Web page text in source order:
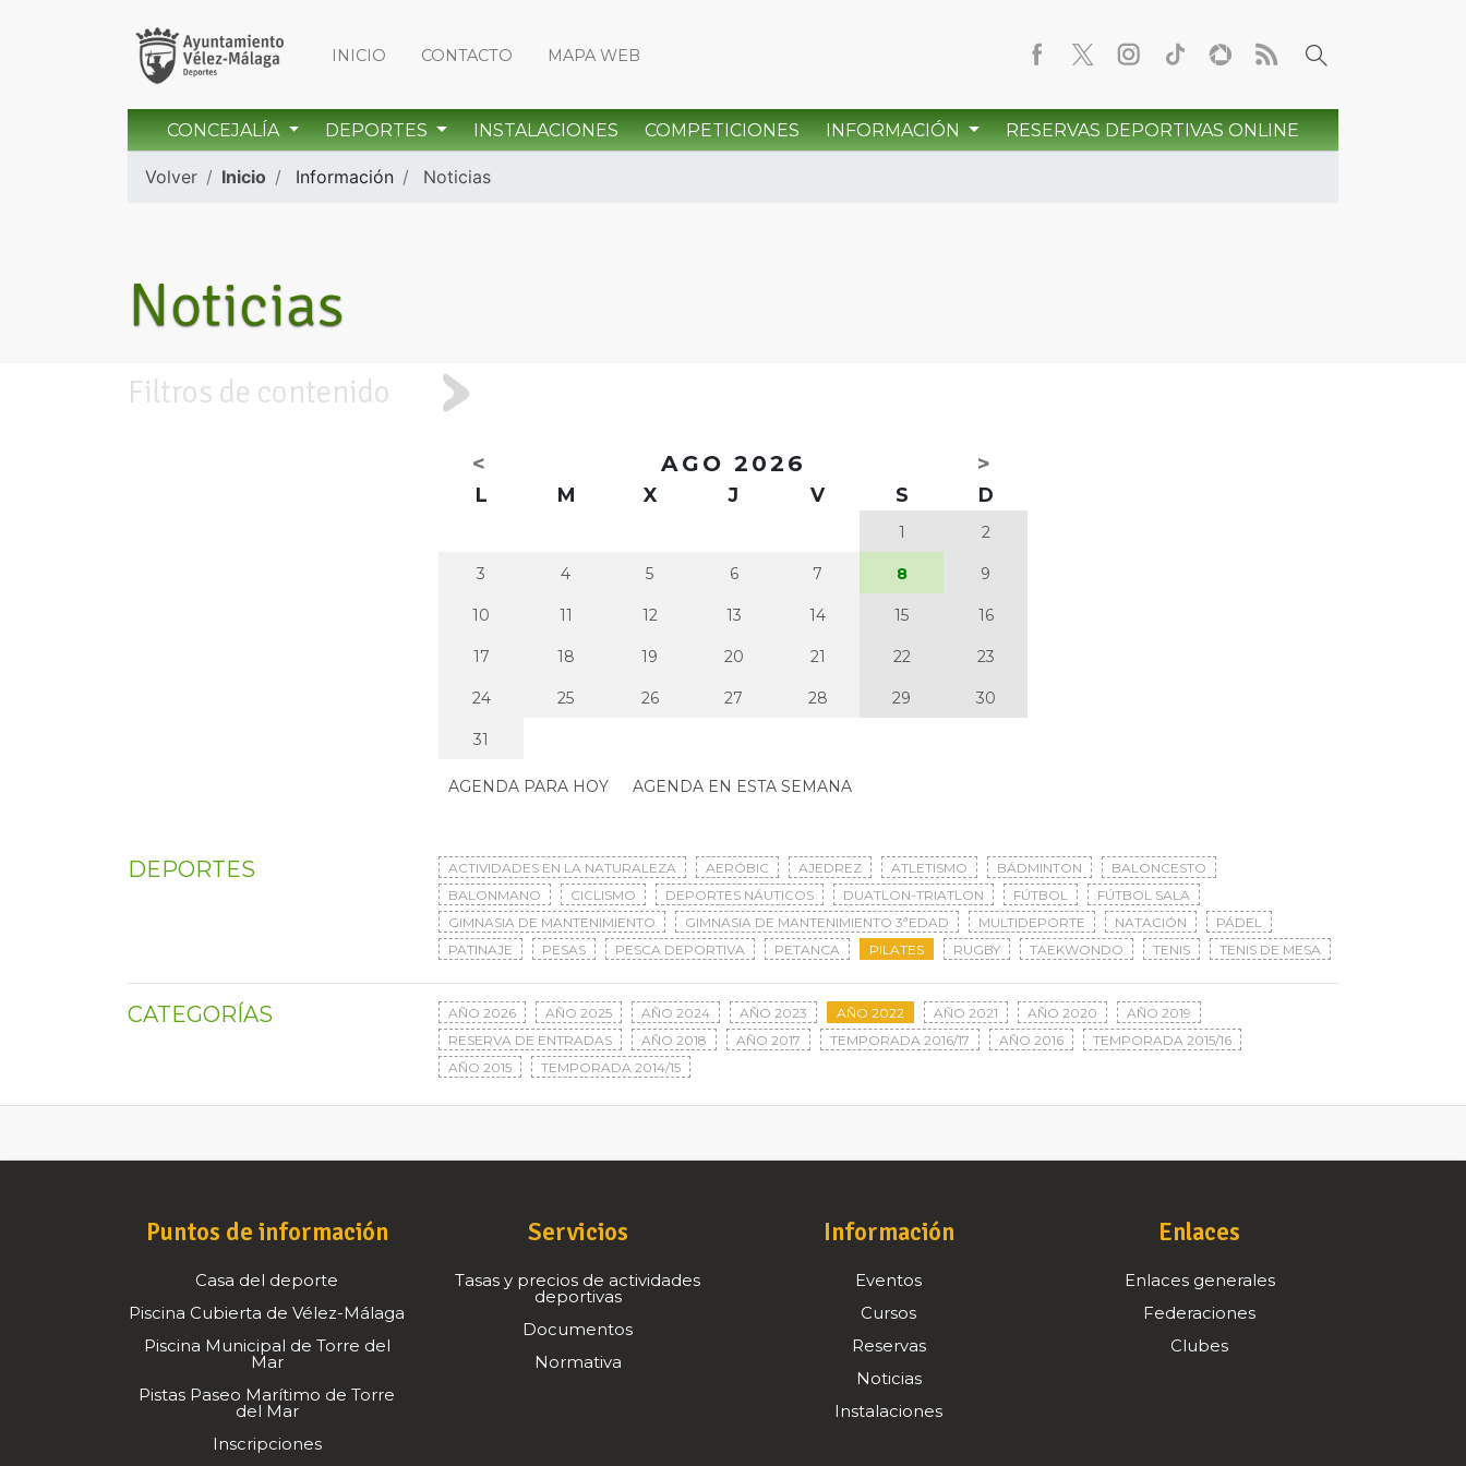
INICIO CONTACTO MAPA WEB
CONCEJALÍA DEPORTES INSTALACIONES COMPETICIONES INFORMACIÓN RESERVAS DEPORTIVAS ONLINE
Volver Inicio Información Noticias
Noticias
Filtros de contenido
< AGO 2026 >
L M X J V S D
1 2
3 4 5 6 7 8 9
10 11 12 13 14 15 16
17 18 19 20 21 22 23
24 25 26 27 28 29 30
31
AGENDA PARA HOY AGENDA EN ESTA SEMANA
DEPORTES ACTIVIDADES EN LA NATURALEZA AERÓBIC AJEDREZ ATLETISMO BÁDMINTON
BALONCESTO
BALONMANO
CICLISMO DEPORTES NÁUTICOS DUATLON-TRIATLON FÚTBOL
FÚTBOL SALA
GIMNASIA DE MANTENIMIENTO
GIMNASIA DE MANTENIMIENTO 3ªEDAD MULTIDEPORTE NATACIÓN
PÁDEL
PATINAJE
PESAS PESCA DEPORTIVA PETANCA PILATES RUGBY TAEKWONDO TENIS TENIS DE MESA
CATEGORÍAS AÑO 2026 AÑO 2025 AÑO 2024 AÑO 2023 AÑO 2022 AÑO 2021 AÑO 2020
AÑO 2019
RESERVA DE ENTRADAS
AÑO 2018 AÑO 2017 TEMPORADA 2016/17 AÑO 2016
TEMPORADA 2015/16
AÑO 2015
TEMPORADA 2014/15
Puntos de información
Casa del deporte
Piscina Cubierta de Vélez-Málaga
Piscina Municipal de Torre del
Mar
Pistas Paseo Marítimo de Torre
del Mar
Inscripciones
Servicios
Tasas y precios de actividades
deportivas
Documentos
Normativa
Información
Eventos
Cursos
Reservas
Noticias
Instalaciones
Enlaces
Enlaces generales
Federaciones
Clubes